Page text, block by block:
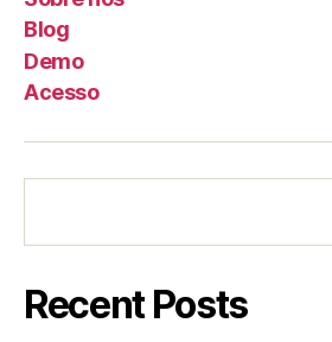
Blog
Demo
Acesso
Recent Posts